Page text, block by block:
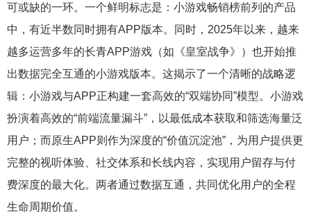
可或缺的一环。一个鲜明标志是：小游戏畅销榜前列的产品
中，有近半数同时拥有APP版本。同时，2025年以来，越来
越多运营多年的长青APP游戏（如《皇室战争》）也开始推
出数据完全互通的小游戏版本。这揭示了一个清晰的战略逻
辑：小游戏与APP正构建一套高效的“双端协同”模型。小游戏
扮演着高效的“前端流量漏斗”，以最低成本获取和筛选海量泛
用户；而原生APP则作为深度的“价值沉淀池”，为用户提供更
完整的视听体验、社交体系和长线内容，实现用户留存与付
费深度的最大化。两者通过数据互通，共同优化用户的全程
生命周期价值。